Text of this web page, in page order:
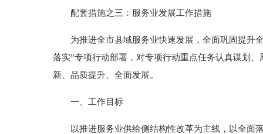
配套措施之三：服务业发展工作措施
为推进全市县域服务业快速发展，全面巩固提升全
落实”专项行动部署，对专项行动重点任务认真谋划
新、品质提升、全面发展。
一、工作目标
以推进服务业供给侧结构性改革为主线，以全面落